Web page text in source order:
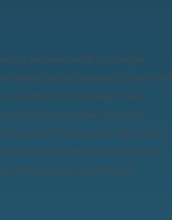
your experience while you navigate
cookies that are categorized as necessary
essential for the working of basic
use third-party cookies that help us
this website. These cookies will be stored
You also have the option to opt-out of
of these cookies may affect your